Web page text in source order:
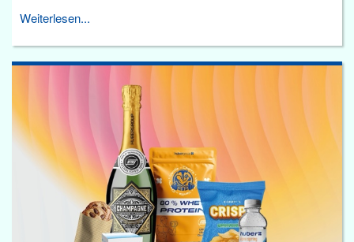
Weiterlesen...